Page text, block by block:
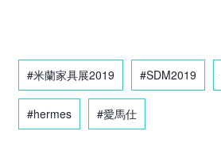
#米蘭家具展2019 #SDM2019
#hermes #愛馬仕